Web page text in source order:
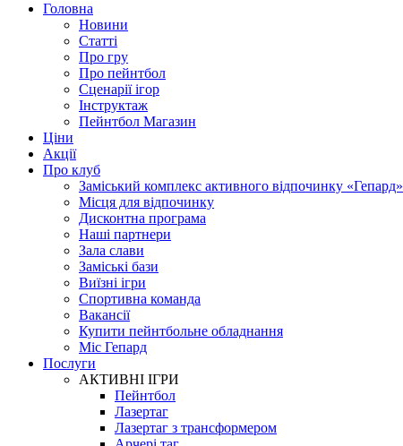
Головна
Новини
Статті
Про гру
Про пейнтбол
Сценарії ігор
Інструктаж
Пейнтбол Магазин
Ціни
Акції
Про клуб
Заміський комплекс активного відпочинку «Гепард»
Місця для відпочинку
Дисконтна програма
Наші партнери
Зала слави
Заміські бази
Виїзні ігри
Спортивна команда
Вакансії
Купити пейнтбольне обладнання
Міс Гепард
Послуги
АКТИВНІ ІГРИ
Пейнтбол
Лазертаг
Лазертаг з трансформером